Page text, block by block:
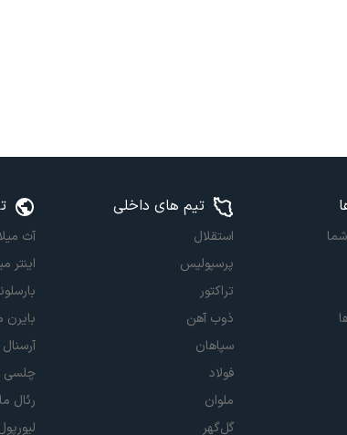
تیم های داخلی
استقلال
پرسپولیس
تراکتور
ذوب آهن
سپاهان
فولاد
ملوان
گل‌گهر
آث
اینتر
بایرن
آرسنال
چلسی
رئال